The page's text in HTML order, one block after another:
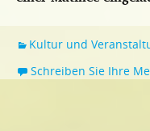
Kultur und
Schreiben Sie Ihre